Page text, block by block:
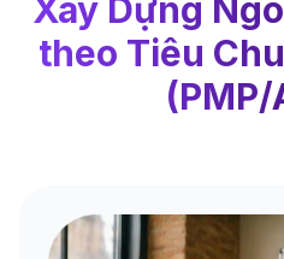
Xây Dựng
theo Tiêu